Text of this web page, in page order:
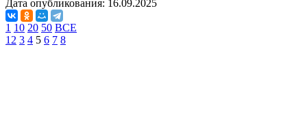
Дата опубликования: 16.09.2025
1 10 20 50 ВСЕ
1 2 3 4 5 6 7 8